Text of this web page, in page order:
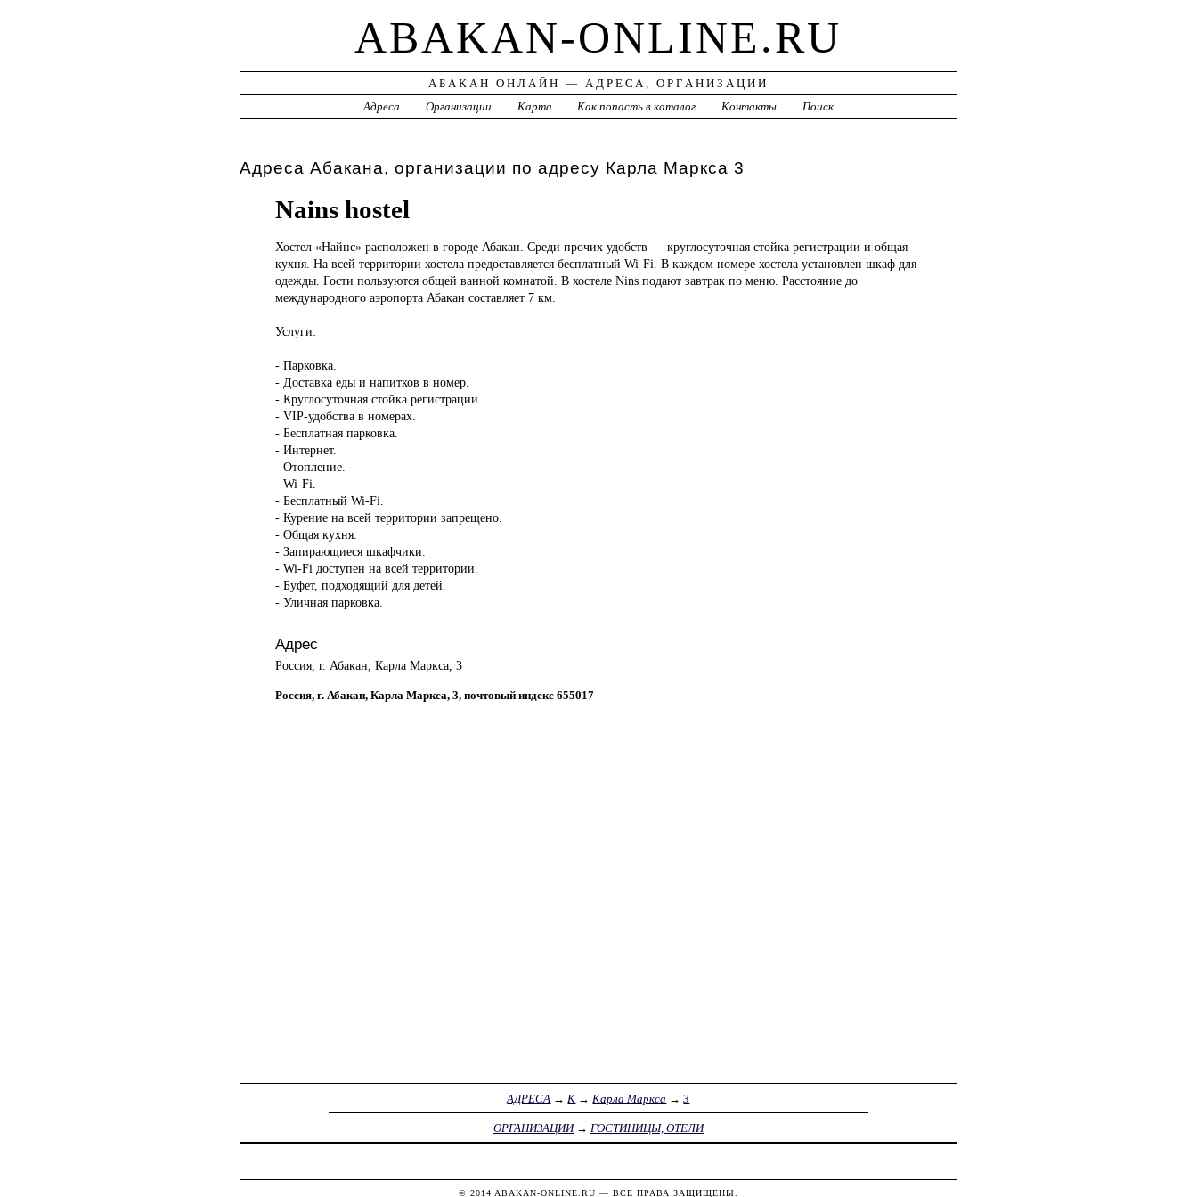
ABAKAN-ONLINE.RU
АБАКАН ОНЛАЙН — АДРЕСА, ОРГАНИЗАЦИИ
Адреса
Организации Карта Как попасть в каталог Контакты Поиск
Адреса Абакана, организации по адресу Карла Маркса 3
Nains hostel
Хостел «Найнс» расположен в городе Абакан. Среди прочих удобств — круглосуточная стойка регистрации и общая
кухня. На всей территории хостела предоставляется бесплатный Wi-Fi. В каждом номере хостела установлен шкаф для
одежды. Гости пользуются общей ванной комнатой. В хостеле Nins подают завтрак по меню. Расстояние до
международного аэропорта Абакан составляет 7 км.
Услуги:
- Парковка.
- Доставка еды и напитков в номер.
- Круглосуточная стойка регистрации.
- VIP-удобства в номерах.
- Бесплатная парковка.
- Интернет.
- Отопление.
- Wi-Fi.
- Бесплатный Wi-Fi.
- Курение на всей территории запрещено.
- Общая кухня.
- Запирающиеся шкафчики.
- Wi-Fi доступен на всей территории.
- Буфет, подходящий для детей.
- Уличная парковка.
Адрес
Россия, г. Абакан, Карла Маркса, 3
Россия, г. Абакан, Карла Маркса, 3, почтовый индекс 655017
АДРЕСА → К → Карла Маркса →3
ОРГАНИЗАЦИИ→ ГОСТИНИЦЫ, ОТЕЛИ
© 2014 ABAKAN-ONLINE.RU — ВСЕ ПРАВА ЗАЩИЩЕНЫ.